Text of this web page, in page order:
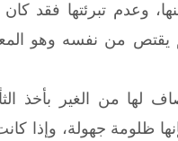
وعدم تبرئتها فقد
يقتص من نفسه وهو
لها من الغير بأخذ
ظلومة جهولة، وإذا